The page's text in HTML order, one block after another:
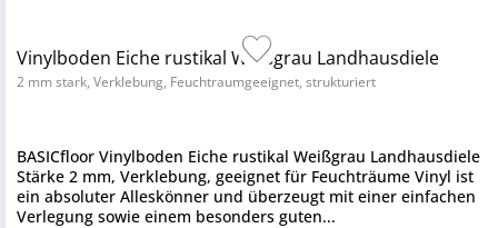
Vinylboden Eiche rustikal Weißgrau Landhausdiele
2 mm stark, Verklebung, Feuchtraumgeeignet, strukturiert
BASICfloor Vinylboden Eiche rustikal Weißgrau Landhausdiele
Stärke 2 mm, Verklebung, geeignet für Feuchträume Vinyl ist
ein absoluter Alleskönner und überzeugt mit einer einfachen
Verlegung sowie einem besonders guten...